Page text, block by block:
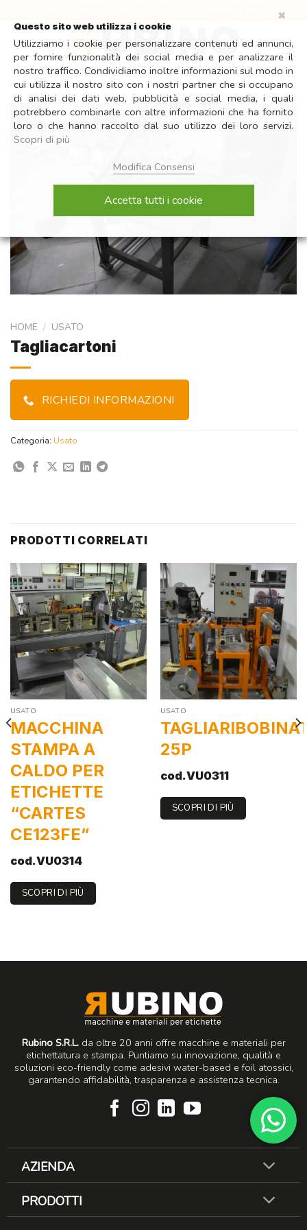
contenuti
Soluzioni personalizzate
HOME / USATO
Tagliacartoni
RICHIEDI INFORMAZIONI
Categoria: Usato
PRODOTTI CORRELATI
USATO
MACCHINA
STAMPA A
CALDO PER
ETICHETTE
“CARTES
CE123FE”
cod.VU0314
SCOPRI DI PIÙ
USATO
25P
cod.VU0311
SCOPRI DI PIÙ
Rubino S.R.L.da oltre 20 anni offre macchine e materiali per
etichettatura e stampa. Puntiamo su innovazione, qualità e
soluzioni eco-friendly come adesivi water-based e foil atossici,
garantendo affidabilità, trasparenza e assistenza tecnica.
AZIENDA
PRODOTTI
Questo sito web utilizza i cookie
✖
Utilizziamo i cookie per personalizzare contenuti ed annunci,
per fornire funzionalità dei social media e per analizzare il
nostro traffico. Condividiamo inoltre informazioni sul modo in
cui utilizza il nostro sito con i nostri partner che si occupano
di analisi dei dati web, pubblicità e social media, i quali
potrebbero combinarle con altre informazioni che ha fornito
loro o che hanno raccolto dal suo utilizzo dei loro servizi.
Scopri di più
Modifica Consensi
Accetta tutti i cookie